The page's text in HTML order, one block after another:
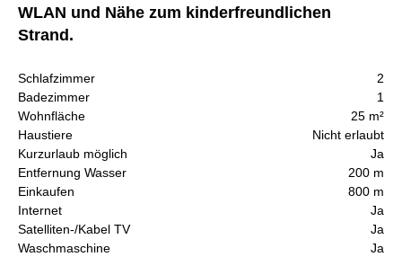
WLAN und Nähe zum kinderfreundlichen
Strand.
Schlafzimmer
2
Badezimmer
1
Wohnfläche
25 m²
Haustiere
Nicht erlaubt
Kurzurlaub möglich
Ja
Entfernung Wasser
200 m
Einkaufen
800 m
Internet
Ja
Satelliten-/Kabel TV
Ja
Waschmaschine
Ja